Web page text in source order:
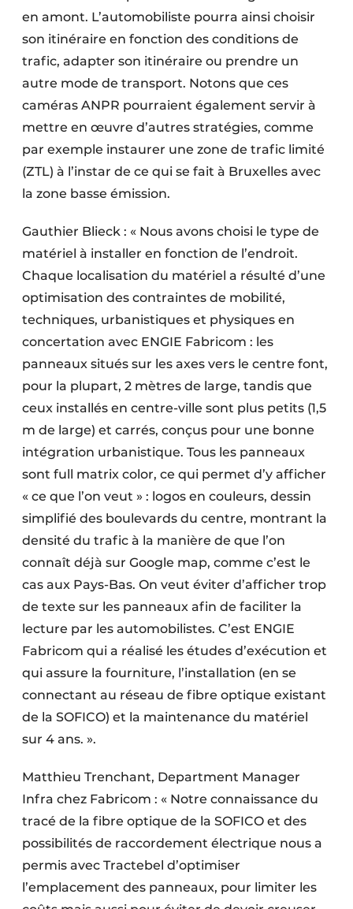
en amont. L’automobiliste pourra ainsi choisir
son itinéraire en fonction des conditions de
trafic, adapter son itinéraire ou prendre un
autre mode de transport. Notons que ces
caméras ANPR pourraient également servir à
mettre en œuvre d’autres stratégies, comme
par exemple instaurer une zone de trafic limité
(ZTL) à l’instar de ce qui se fait à Bruxelles avec
la zone basse émission.
Gauthier Blieck : « Nous avons choisi le type de
matériel à installer en fonction de l’endroit.
Chaque localisation du matériel a résulté d’une
optimisation des contraintes de mobilité,
techniques, urbanistiques et physiques en
concertation avec ENGIE Fabricom : les
panneaux situés sur les axes vers le centre font,
pour la plupart, 2 mètres de large, tandis que
ceux installés en centre-ville sont plus petits (1,5
m de large) et carrés, conçus pour une bonne
intégration urbanistique. Tous les panneaux
sont full matrix color, ce qui permet d’y afficher
« ce que l’on veut » : logos en couleurs, dessin
simplifié des boulevards du centre, montrant la
densité du trafic à la manière de que l’on
connaît déjà sur Google map, comme c’est le
cas aux Pays-Bas. On veut éviter d’afficher trop
de texte sur les panneaux afin de faciliter la
lecture par les automobilistes. C’est ENGIE
Fabricom qui a réalisé les études d’exécution et
qui assure la fourniture, l’installation (en se
connectant au réseau de fibre optique existant
de la SOFICO) et la maintenance du matériel
sur 4 ans. ».
Matthieu Trenchant, Department Manager
Infra chez Fabricom : « Notre connaissance du
tracé de la fibre optique de la SOFICO et des
possibilités de raccordement électrique nous a
permis avec Tractebel d’optimiser
l’emplacement des panneaux, pour limiter les